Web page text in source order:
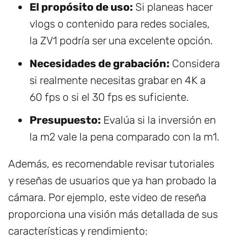
El propósito de uso: Si planeas hacer
vlogs o contenido para redes sociales,
la ZV1 podría ser una excelente opción.
Necesidades de grabación: Considera
si realmente necesitas grabar en 4K a
60 fps o si el 30 fps es suficiente.
Presupuesto: Evalúa si la inversión en
la m2 vale la pena comparado con la m1.
Además, es recomendable revisar tutoriales
y reseñas de usuarios que ya han probado la
cámara. Por ejemplo, este video de reseña
proporciona una visión más detallada de sus
características y rendimiento: